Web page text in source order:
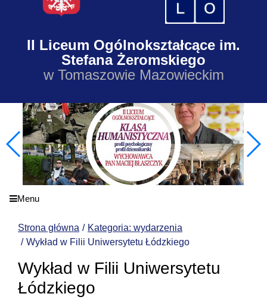
II Liceum Ogólnokształcące im.
Stefana Żeromskiego
w Tomaszowie Mazowieckim
Menu
Strona główna
Kategoria: wydarzenia
Wykład w Filii Uniwersytetu Łódzkiego
Wykład w Filii Uniwersytetu
Łódzkiego